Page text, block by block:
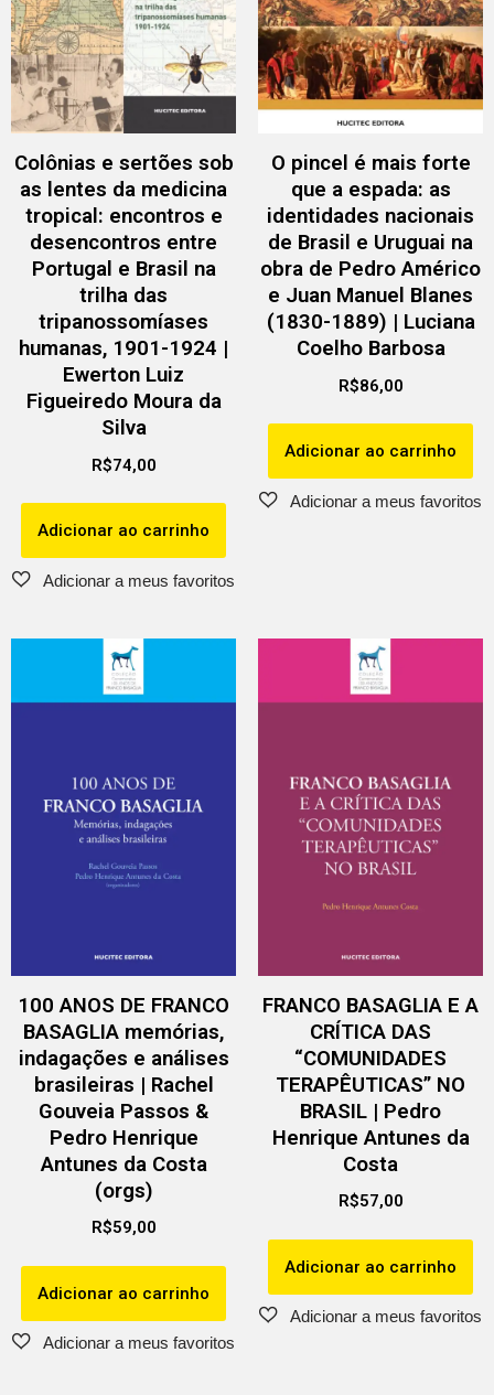
Colônias e sertões sob
as lentes da medicina
tropical: encontros e
desencontros entre
Portugal e Brasil na
trilha das
tripanossomíases
humanas, 1901-1924 |
Ewerton Luiz
Figueiredo Moura da
Silva
R$74,00
Adicionar ao carrinho
O pincel é mais forte
que a espada: as
identidades nacionais
de Brasil e Uruguai na
obra de Pedro Américo
e Juan Manuel Blanes
(1830-1889) | Luciana
Coelho Barbosa
R$86,00
Adicionar ao carrinho
100 ANOS DE FRANCO
BASAGLIA memórias,
indagações e análises
brasileiras | Rachel
Gouveia Passos &
Pedro Henrique
Antunes da Costa
(orgs)
R$59,00
Adicionar ao carrinho
FRANCO BASAGLIA E A
CRÍTICA DAS
“COMUNIDADES
TERAPÊUTICAS” NO
BRASIL | Pedro
Henrique Antunes da
Costa
R$57,00
Adicionar ao carrinho